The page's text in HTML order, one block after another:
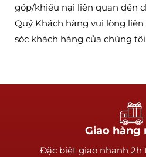
góp/khiếu nại liên quan đến
Quý Khách hàng vui lòng
sóc khách hàng của chúng
Giao hàng
Ðặc biệt giao nhanh 2h